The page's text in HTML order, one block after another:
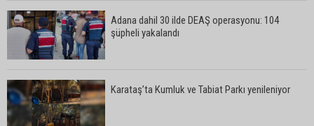
Adana dahil 30 ilde DEAŞ operasyonu: 104
şüpheli yakalandı
Karataş’ta Kumluk ve Tabiat Parkı yenileniyor